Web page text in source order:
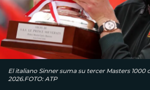
El italiano Sinner suma su tercer Masters 1000
2026.FOTO: ATP